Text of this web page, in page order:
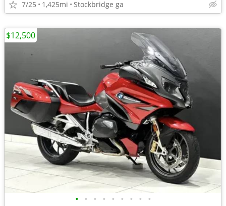
7/25 1,425mi Stockbridge ga
• • • • • • • • •
$12,500